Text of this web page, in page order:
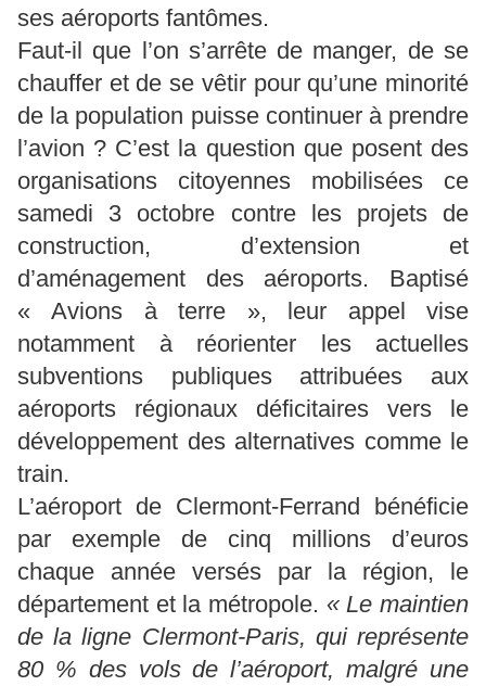
ses aéroports fantômes.
Faut-il que l’on s’arrête de manger, de se
chauffer et de se vêtir pour qu’une minorité
de la population puisse continuer à prendre
l’avion ? C’est la question que posent des
organisations citoyennes mobilisées ce
samedi 3 octobre contre les projets de
construction, d’extension et
d’aménagement des aéroports. Baptisé
« Avions à terre », leur appel vise
notamment à réorienter les actuelles
subventions publiques attribuées aux
aéroports régionaux déficitaires vers le
développement des alternatives comme le
train.
L’aéroport de Clermont-Ferrand bénéficie
par exemple de cinq millions d’euros
chaque année versés par la région, le
département et la métropole. « Le maintien
de la ligne Clermont-Paris, qui représente
80 % des vols de l’aéroport, malgré une